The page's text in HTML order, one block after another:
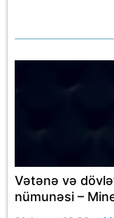
Vətənə və
nümunəsi –